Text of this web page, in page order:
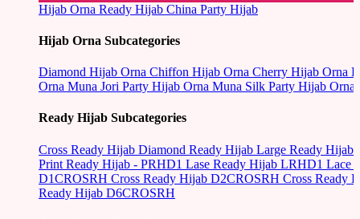
Hijab Orna Ready Hijab China Party Hijab
Hijab Orna Subcategories
Diamond Hijab Orna Chiffon Hijab Orna Cherry Hijab Orna
Orna Muna Jori Party Hijab Orna Muna Silk Party Hijab Orna
Ready Hijab Subcategories
Cross Ready Hijab Diamond Ready Hijab Large Ready Hijab
Print Ready Hijab - PRHD1 Lase Ready Hijab LRHD1 Lace
D1CROSRH Cross Ready Hijab D2CROSRH Cross Ready
Ready Hijab D6CROSRH